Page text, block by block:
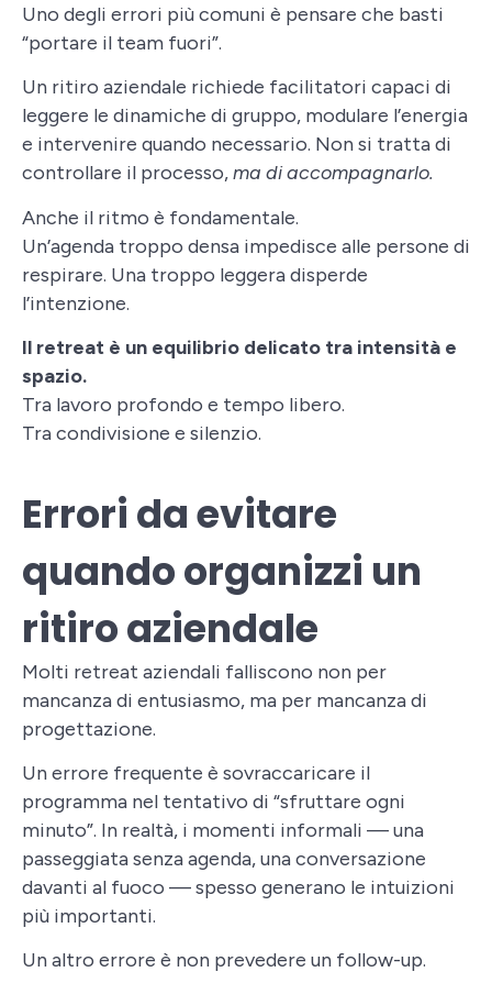
Uno degli errori più comuni è pensare che basti
“portare il team fuori”.
Un ritiro aziendale richiede facilitatori capaci di
leggere le dinamiche di gruppo, modulare l’energia
e intervenire quando necessario. Non si tratta di
controllare il processo,ma di accompagnarlo.
Anche il ritmo è fondamentale.
Un’agenda troppo densa impedisce alle persone di
respirare. Una troppo leggera disperde
l’intenzione.
Il retreat è un equilibrio delicato tra intensità e
spazio.
Tra lavoro profondo e tempo libero.
Tra condivisione e silenzio.
Errori da evitare
quando organizzi un
ritiro aziendale
Molti retreat aziendali falliscono non per
mancanza di entusiasmo, ma per mancanza di
progettazione.
Un errore frequente è sovraccaricare il
programma nel tentativo di “sfruttare ogni
minuto”. In realtà, i momenti informali — una
passeggiata senza agenda, una conversazione
davanti al fuoco — spesso generano le intuizioni
più importanti.
Un altro errore è non prevedere un follow-up.